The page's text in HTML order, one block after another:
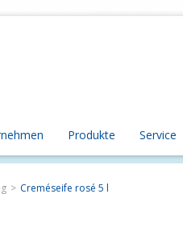
Produkte Service
Creméseife rosé 5 l